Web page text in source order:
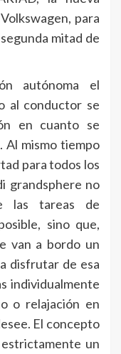
para
mitad de
autónoma el
al conductor se
en cuanto se
Al mismo tiempo
para todos los
grandsphere no
las tareas de
sino que,
van a bordo un
disfrutar de esa
individualmente
o relajación en
El concepto
un